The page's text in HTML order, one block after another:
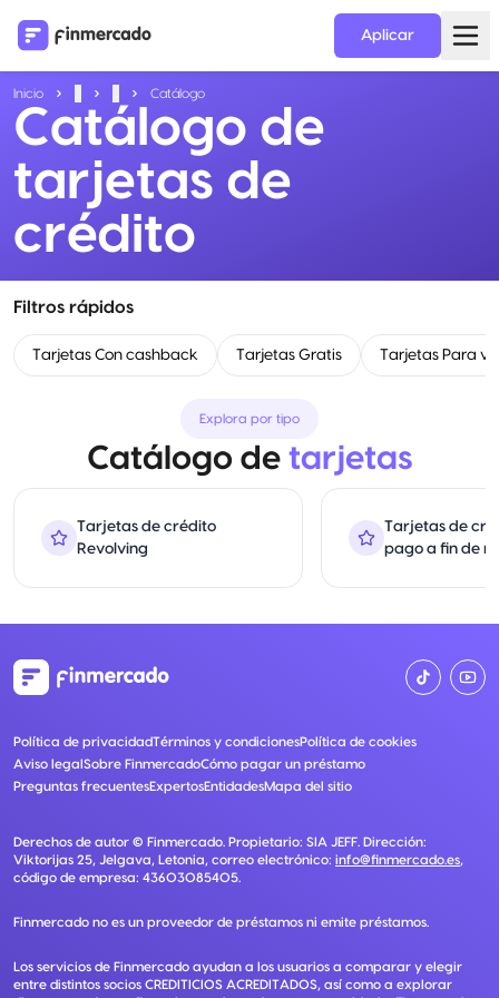
Aplicar
Inicio Catálogo
Catálogo de
tarjetas de
crédito
Filtros rápidos
Tarjetas Con cashback Tarjetas Gratis Tarjetas Para
Explora por tipo
Catálogo de tarjetas
Tarjetas de crédito
Revolving
Tarjetas de
pago a fin de
Política de privacidadTérminos y condicionesPolítica de cookies
Aviso legalSobre FinmercadoCómo pagar un préstamo
Preguntas frecuentesExpertosEntidadesMapa del sitio
Derechos de autor © Finmercado. Propietario: SIA JEFF. Dirección:
Viktorijas 25, Jelgava, Letonia, correo electrónico: info@finmercado.es,
código de empresa: 43603085405.
Finmercado no es un proveedor de préstamos ni emite préstamos.
Los servicios de Finmercado ayudan a los usuarios a comparar y elegir
entre distintos socios CREDITICIOS ACREDITADOS, así como a explorar